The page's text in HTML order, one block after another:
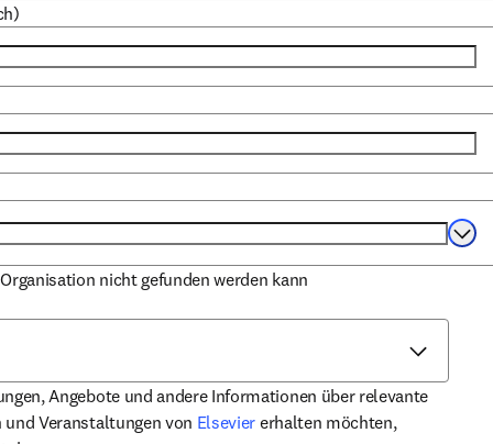
nicht gefunden werden kann
Angebote und andere Informationen über relevante
Veranstaltungen von Elsevieropens in new tab/window
erhalten möchten,